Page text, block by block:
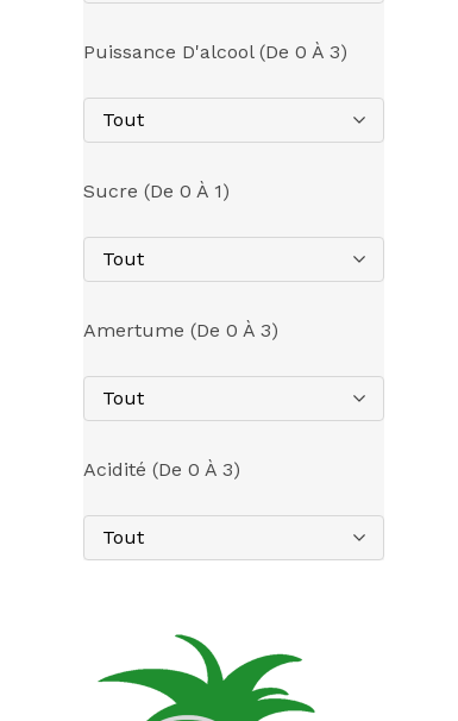
Puissance D'alcool (de 0 À 3)
Tout
Sucre (de 0 À 1)
Tout
Amertume (de 0 À 3)
Tout
Acidité (de 0 À 3)
Tout